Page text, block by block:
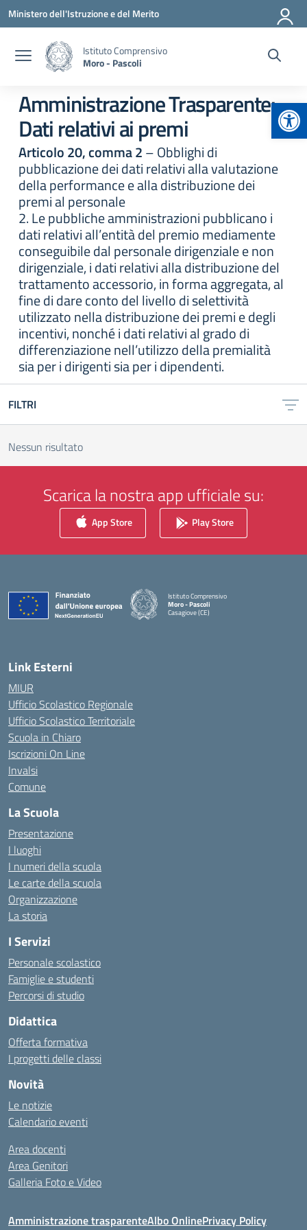
Vai ai contenuti
Vai al menu di navigazione
Vai al footer
Ministero dell'Istruzione e del Merito
Istituto Comprensivo
Moro - Pascoli
Amministrazione Trasparente:
Dati relativi ai premi
Articolo 20, comma 2– Obblighi di
pubblicazione dei dati relativi alla valutazione
della performance e alla distribuzione dei
premi al personale
2. Le pubbliche amministrazioni pubblicano i
dati relativi all’entità del premio mediamente
conseguibile dal personale dirigenziale e non
dirigenziale, i dati relativi alla distribuzione del
trattamento accessorio, in forma aggregata, al
fine di dare conto del livello di selettività
utilizzato nella distribuzione dei premi e degli
incentivi, nonché i dati relativi al grado di
differenziazione nell’utilizzo della premialità
sia per i dirigenti sia per i dipendenti.
FILTRI
Nessun risultato
Scarica la nostra app ufficiale su:
App Store Play Store
Istituto Comprensivo
Moro - Pascoli
Casagiove (CE)
— Visita la pagina iniziale della scuola
Link Esterni
MIUR
Ufficio Scolastico Regionale
Ufficio Scolastico Territoriale
Scuola in Chiaro
Iscrizioni On Line
Invalsi
Comune
La Scuola
Presentazione
I luoghi
I numeri della scuola
Le carte della scuola
Organizzazione
La storia
I Servizi
Personale scolastico
Famiglie e studenti
Percorsi di studio
Didattica
Offerta formativa
I progetti delle classi
Novità
Le notizie
Calendario eventi
Area docenti
Area Genitori
Galleria Foto e Video
Amministrazione trasparenteAlbo OnlinePrivacy Policy